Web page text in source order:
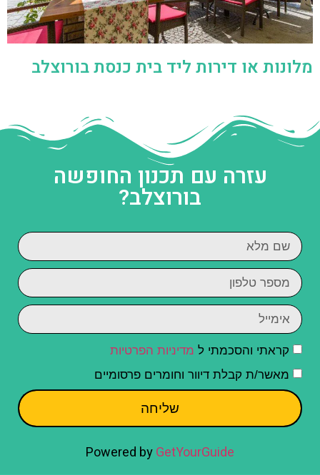
מלונות או דירות ליד בית כנסת בורוצלב
עזרה עם תכנון החופשה
בורוצלב?
קראתי והסכמתי ל מדיניות הפרטיות
מאשר/ת קבלת דיוור וחומרים פרסומיים
שליחה
Powered byGetYourGuide